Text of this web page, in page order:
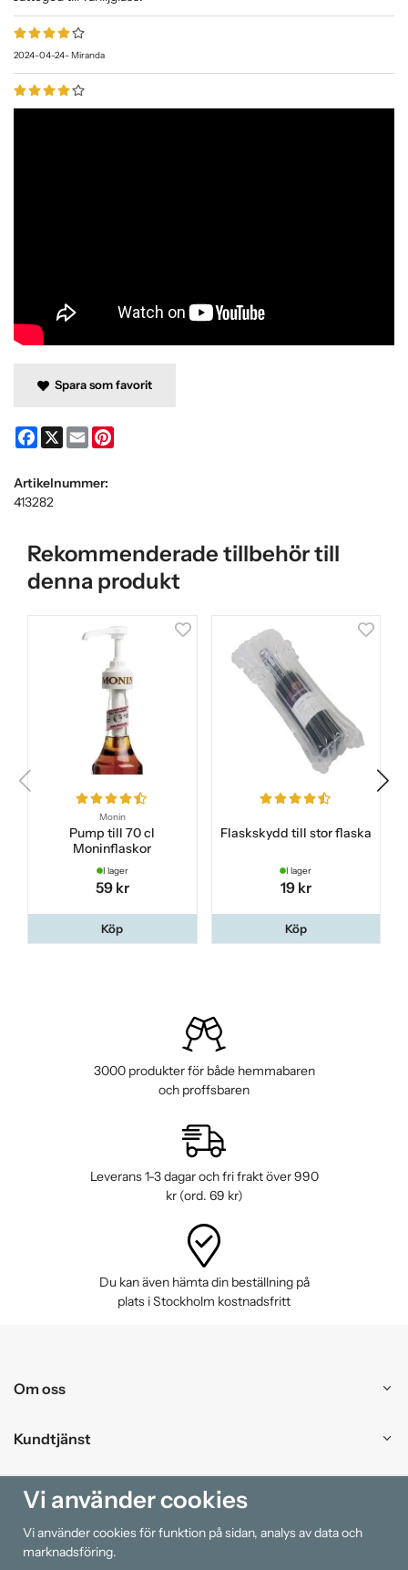
2024-04-24-Miranda
2024-02-11-Tomas
Spara som favorit
Facebook
X Email
Artikelnummer:
413282
Rekommenderade tillbehör till
denna produkt
Monin
Pump till 70 cl
Moninflaskor
I lager
59 kr
Köp
Flaskskydd till stor flaska
I lager
19 kr
Köp
3000 produkter för både hemmabaren
och proffsbaren
Leverans 1-3 dagar och fri frakt över 990
kr (ord. 69 kr)
Du kan även hämta din beställning på
plats i Stockholm kostnadsfritt
Om oss
Kundtjänst
Handla
Information
Vi använder cookies
Vi använder cookies för funktion på sidan, analys av data och
marknadsföring.